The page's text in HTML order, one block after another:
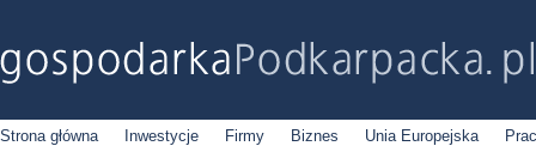
Strona główna Inwestycje Firmy Biznes Unia Europejska